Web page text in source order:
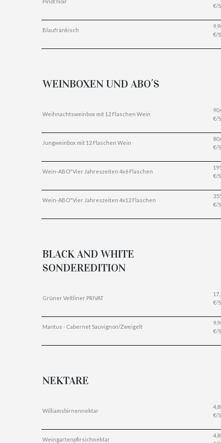
€/
Blaufränkisch
€/
WEINBOXEN UND ABO´S
Weihnachtsweinbox mit 12 Flaschen Wein
€/
Jungweinbox mit 12 Flaschen Wein
€/
Wein-ABO"Vier Jahreszeiten 4x6 Flaschen
€/
Wein-ABO"Vier Jahreszeiten 4x12 Flaschen
€/
BLACK AND WHITE
SONDEREDITION
Grüner Veltliner PRIVAT
€/
Mantus - Cabernet Sauvignon/Zweigelt
€/
NEKTARE
Williamsbirnennektar
€/
Weingartenpfirsichnektar